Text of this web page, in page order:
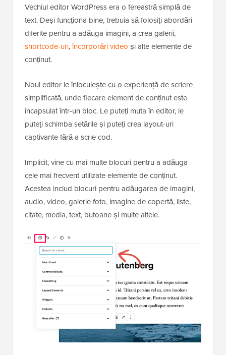
Vechiul editor WordPress era o fereastră simplă de
text. Deși funcționa bine, trebuia să folosiți abordări
diferite pentru a adăuga imagini, a crea galerii,
shortcode-uri,încorporări video și alte elemente de
conținut.
Noul editor le înlocuiește cu o experiență de scriere
simplificată, unde fiecare element de conținut este
încapsulat într-un bloc. Le puteți muta în editor, le
puteți schimba setările și puteți crea layout-uri
captivante fără a scrie cod.
Implicit, vine cu mai multe blocuri pentru a adăuga
cele mai frecvent utilizate elemente de conținut.
Acestea includ blocuri pentru adăugarea de imagini,
audio, video, galerie foto, imagine de copertă, liste,
citate, media, text, butoane și multe altele.